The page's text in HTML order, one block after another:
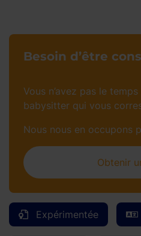
Expérimentée
Besoin d’être
Vous n’avez pas le
babysitter qui vous
Nous nous en occupons
Obtenir